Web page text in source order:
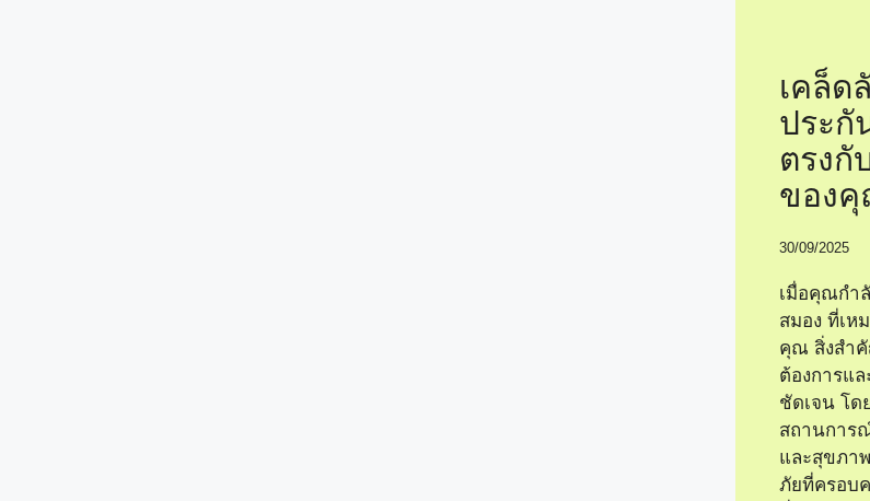
เคล็ด
ประกั
ตรงกั
ของ
30/09/2025
เมื่อคุณกำลั
สมอง ที่เห
คุณ สิ่งสำคั
ต้องการแ
ชัดเจน โด
สถานการ
และสุขภา
ภัยที่ครอบ